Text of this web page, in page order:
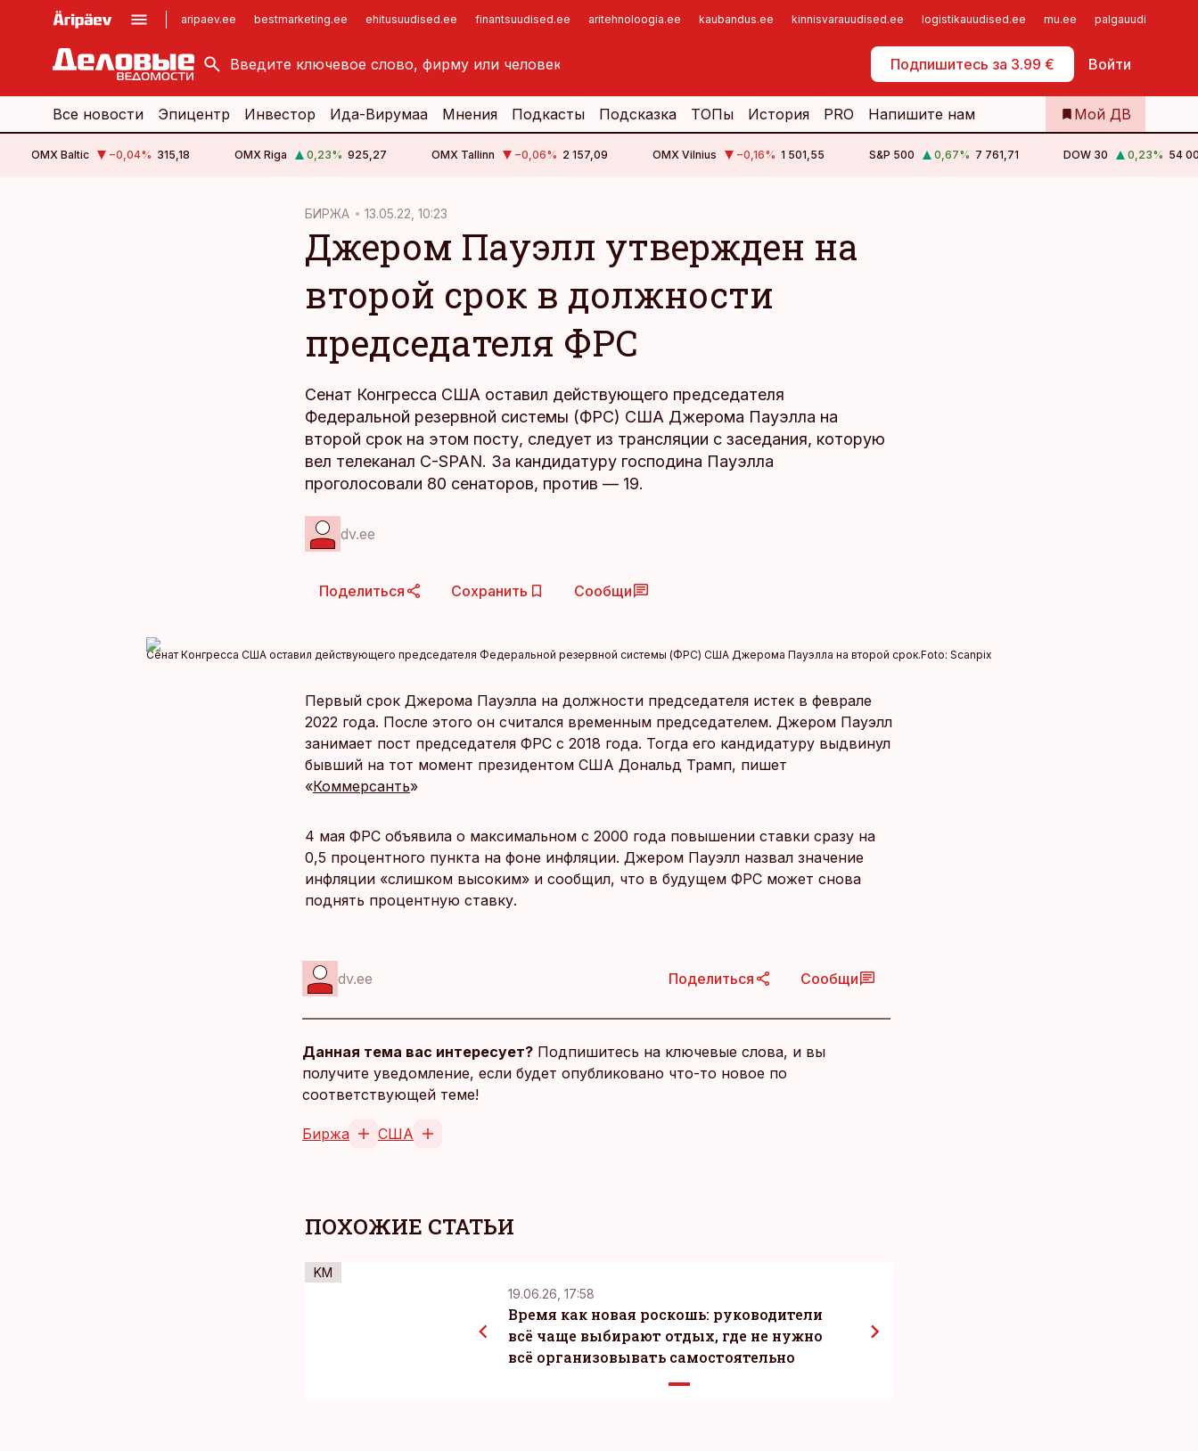
aripaev.ee bestmarketing.ee ehitusuudised.ee finantsuudised.ee aritehnoloogia.ee kaubandus.ee kinnisvarauudised.ee logistikauudised.ee mu.ee palgauudised.ee
Подпишитесь за 3.99 € Войти
kinnisvarauudised.ee
logistikauudised.ee
imelineajalugu.ee
Самообслуживание
Все новости Эпицентр Инвестор Ида-Вирумаа Мнения Подкасты Подсказка ТОПы История PRO Напишите нам Мой ДВ
OMX Baltic −0,04% 315,18 OMX Riga 0,23% 925,27 OMX Tallinn −0,06% 2 157,09 OMX Vilnius −0,16% 1 501,55 S&P 500 0,67% 7 761,71 DOW 30 0,23% 54
БИРЖА 13.05.22, 10:23
Джером Пауэлл утвержден на
второй срок в должности
председателя ФРС
Сенат Конгресса США оставил действующего председателя
Федеральной резервной системы (ФРС) США Джерома Пауэлла на
второй срок на этом посту, следует из трансляции с заседания, которую
вел телеканал C-SPAN. За кандидатуру господина Пауэлла
проголосовали 80 сенаторов, против — 19.
dv.ee
Поделиться Сохранить Сообщи
Сенат Конгресса США оставил действующего председателя Федеральной резервной системы (ФРС) США Джерома Пауэлла на второй срок.Foto: Scanpix
Первый срок Джерома Пауэлла на должности председателя истек в феврале
2022 года. После этого он считался временным председателем. Джером Пауэлл
занимает пост председателя ФРС с 2018 года. Тогда его кандидатуру выдвинул
бывший на тот момент президентом США Дональд Трамп, пишет
«Коммерсанть»
4 мая ФРС объявила о максимальном с 2000 года повышении ставки сразу на
0,5 процентного пункта на фоне инфляции. Джером Пауэлл назвал значение
инфляции «слишком высоким» и сообщил, что в будущем ФРС может снова
поднять процентную ставку.
dv.ee Поделиться Сообщи
Данная тема вас интересует? Подпишитесь на ключевые слова, и вы
получите уведомление, если будет опубликовано что-то новое по
соответствующей теме!
Биржа США
ПОХОЖИЕ СТАТЬИ
KM
19.06.26, 17:58
Время как новая роскошь: руководители
всё чаще выбирают отдых, где не нужно
всё организовывать самостоятельно